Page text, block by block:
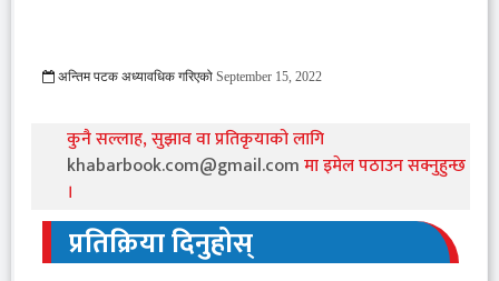
अन्तिम पटक अध्यावधिक गरिएको September 15, 2022
कुनै सल्लाह, सुझाव वा प्रतिकृयाको लागि
khabarbook.com@gmail.comमा इमेल पठाउन सक्नुहुन्छ
।
प्रतिक्रिया दिनुहोस्